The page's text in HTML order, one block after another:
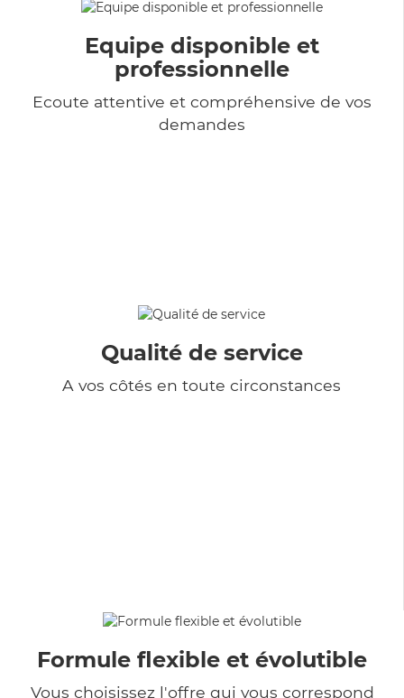
Equipe disponible et
professionnelle
Ecoute attentive et compréhensive de vos
demandes
Qualité de service
A vos côtés en toute circonstances
Formule flexible et évolutible
Vous choisissez l'offre qui vous correspond